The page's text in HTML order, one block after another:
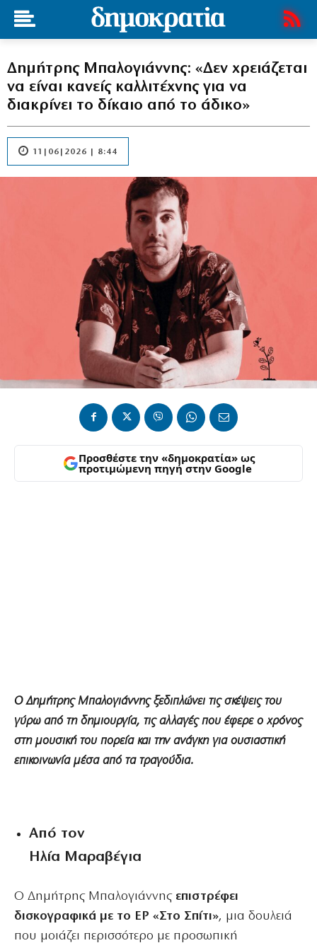
Δημήτρης Μπαλογιάννης: «Δεν χρειάζεται
να είναι κανείς καλλιτέχνης για να
διακρίνει το δίκαιο από το άδικο»
11|06|2026 | 8:44
Προσθέστε την «δημοκρατία» ως
προτιμώμενη πηγή στην Google
Ο Δημήτρης Μπαλογιάννης ξεδιπλώνει τις σκέψεις του
γύρω από τη δημιουργία, τις αλλαγές που έφερε ο χρόνος
στη μουσική του πορεία και την ανάγκη για ουσιαστική
επικοινωνία μέσα από τα τραγούδια.
Από τον
Ηλία Μαραβέγια
Ο Δημήτρης Μπαλογιάννης επιστρέφει
δισκογραφικά με το EP «Στο Σπίτι», μια δουλειά
που μοιάζει περισσότερο με προσωπική